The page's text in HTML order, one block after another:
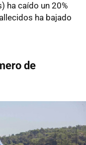
ha caído un 20%
ha bajado
de